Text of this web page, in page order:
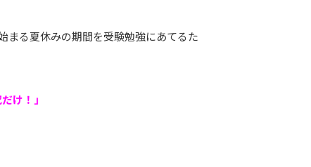
まる夏休みの期間を受験勉強にあてるた
け！」